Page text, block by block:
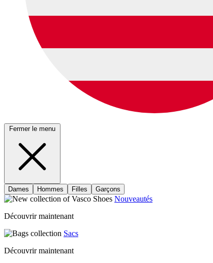
Fermer le menu
Dames Hommes Filles Garçons
Nouveautés
Découvrir maintenant
Sacs
Découvrir maintenant